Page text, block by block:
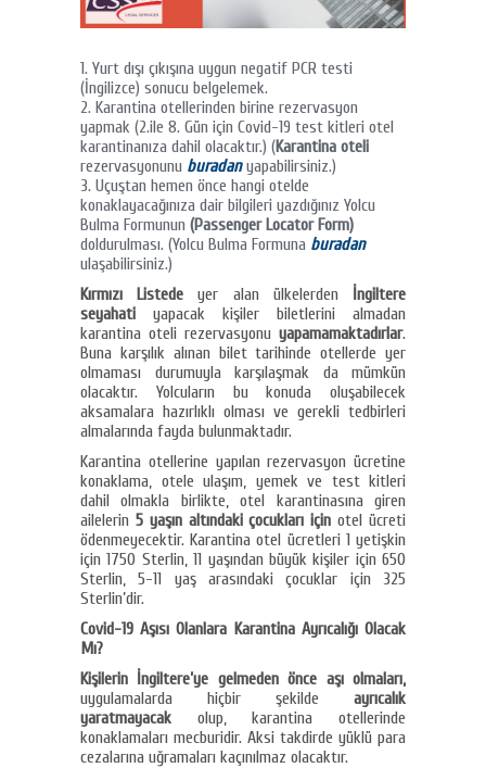
Yurt dışı çıkışına uygun negatif PCR testi
(İngilizce) sonucu belgelemek.
Karantina otellerinden birine rezervasyon
yapmak (2.ile 8. Gün için Covid-19 test kitleri otel
karantinanıza dahil olacaktır.) (Karantina oteli
rezervasyonunu buradanyapabilirsiniz.)
Uçuştan hemen önce hangi otelde
konaklayacağınıza dair bilgileri yazdığınız Yolcu
Bulma Formunun (Passenger Locator Form)
doldurulması. (Yolcu Bulma Formuna buradan
ulaşabilirsiniz.)
Kırmızı Listede yer alan ülkelerden
İngiltere
seyahati yapacak kişiler biletlerini almadan
karantina oteli rezervasyonu yapamamaktadırlar.
Buna karşılık alınan bilet tarihinde otellerde yer
olmaması durumuyla karşılaşmak da mümkün
olacaktır. Yolcuların bu konuda oluşabilecek
aksamalara hazırlıklı olması ve gerekli tedbirleri
almalarında fayda bulunmaktadır.
Karantina otellerine yapılan rezervasyon ücretine
konaklama, otele ulaşım, yemek ve test kitleri
dahil olmakla birlikte, otel karantinasına giren
ailelerin 5 yaşın altındaki çocukları için otel ücreti
ödenmeyecektir. Karantina otel ücretleri 1 yetişkin
için 1750 Sterlin, 11 yaşından büyük kişiler için 650
Sterlin, 5-11 yaş arasındaki çocuklar için 325
Sterlin’dir.
Covid-19 Aşısı Olanlara Karantina Ayrıcalığı Olacak
Mı?
Kişilerin İngiltere’ye gelmeden önce aşı olmaları,
uygulamalarda hiçbir şekilde ayrıcalık
yaratmayacak olup, karantina otellerinde
konaklamaları mecburidir. Aksi takdirde yüklü para
cezalarına uğramaları kaçınılmaz olacaktır.